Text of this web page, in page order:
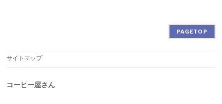
PAGETOP
サイトマップ
コーヒー屋さん